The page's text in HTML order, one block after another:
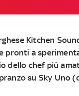
Kitchen
pronti a
dello chef più
su Sky Uno